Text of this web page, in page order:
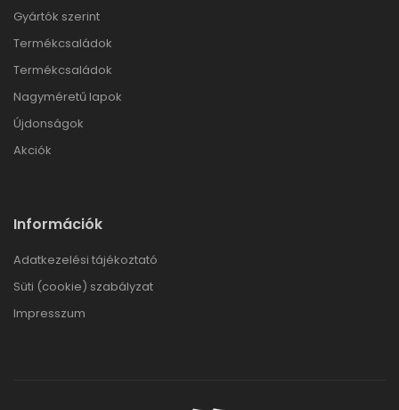
Gyártók szerint
Termékcsaládok
Termékcsaládok
Nagyméretű lapok
Újdonságok
Akciók
Információk
Adatkezelési tájékoztató
Süti (cookie) szabályzat
Impresszum